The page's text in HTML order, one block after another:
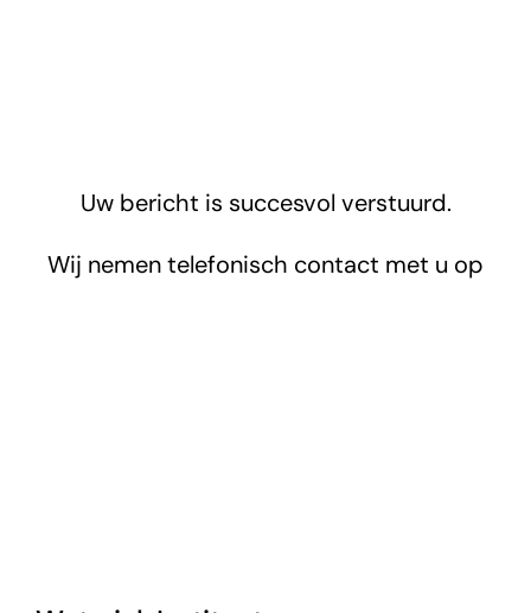
Contact
Uw bericht is succesvol verstuurd.
Wij nemen telefonisch contact met u op